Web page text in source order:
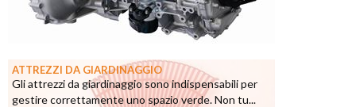
ATTREZZI DA GIARDINAGGIO
Gli attrezzi da giardinaggio sono indispensabili per
gestire correttamente uno spazio verde. Non tu...